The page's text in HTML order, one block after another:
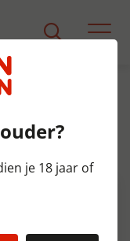
24x30 cl
je 18 jaar of